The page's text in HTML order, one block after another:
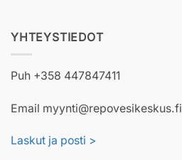
YHTEYSTIEDOT
Puh +358 447847411
Email myynti@repovesikeskus.fi
Laskut ja posti >